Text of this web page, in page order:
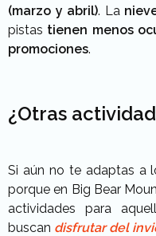
(marzo y abril). La
pistas tienen menos
promociones.
¿Otras
Si aún no te adaptas a
porque en Big Bear
actividades para
buscan disfrutar del